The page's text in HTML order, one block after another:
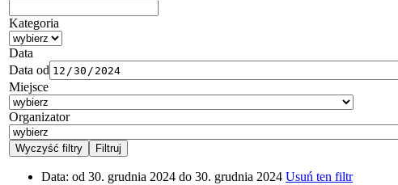
Kategoria
Data
Data od
Miejsce
Organizator
Data: od 30. grudnia 2024 do 30. grudnia 2024 Usuń ten filtr